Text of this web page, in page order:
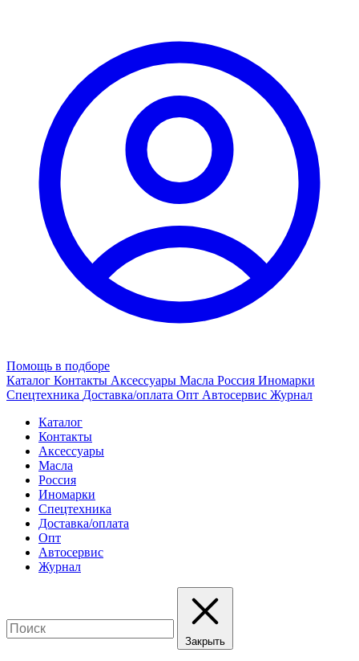
Помощь в подборе
Каталог Контакты Аксессуары Масла Россия Иномарки
Спецтехника Доставка/оплата Опт Автосервис Журнал
Каталог
Контакты
Аксессуары
Масла
Россия
Иномарки
Спецтехника
Доставка/оплата
Опт
Автосервис
Журнал
Закрыть